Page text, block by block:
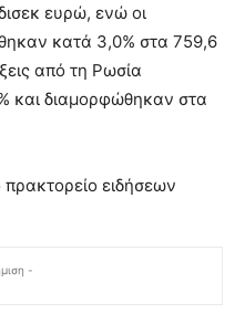
ευρώ, ενώ οι
κατά 3,0% στα 759,6
από τη Ρωσία
και διαμορφώθηκαν στα
ειδήσεων
-